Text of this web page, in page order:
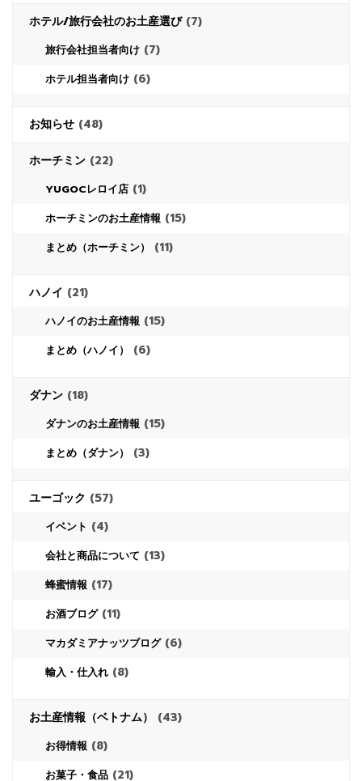
ホテル/旅行会社のお土産選び(7)
旅行会社担当者向け (7)
ホテル担当者向け (6)
お知らせ (48)
ホーチミン (22)
YUGOCレロイ店 (1)
ホーチミンのお土産情報 (15)
まとめ（ホーチミン） (11)
ハノイ (21)
ハノイのお土産情報 (15)
まとめ（ハノイ） (6)
ダナン (18)
ダナンのお土産情報 (15)
まとめ（ダナン） (3)
ユーゴック (57)
イベント (4)
会社と商品について (13)
蜂蜜情報 (17)
お酒ブログ(11)
マカダミアナッツブログ(6)
輸入・仕入れ (8)
お土産情報（ベトナム） (43)
お得情報 (8)
お菓子・食品 (21)